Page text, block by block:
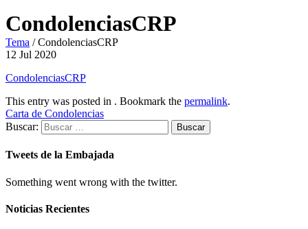
CondolenciasCRP
Tema /CondolenciasCRP
12 Jul 2020
CondolenciasCRP
This entry was posted in . Bookmark the permalink.
Carta de Condolencias
Buscar:
Tweets de la Embajada
Something went wrong with the twitter.
Noticias Recientes